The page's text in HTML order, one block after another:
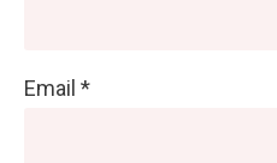
Email *